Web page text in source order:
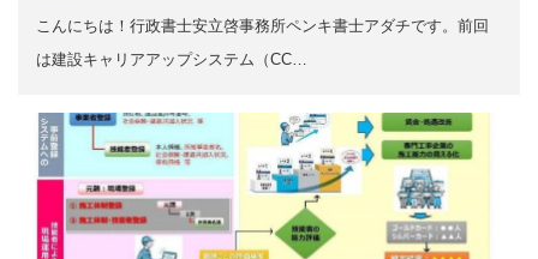
こんにちは！行政書士安立啓事務所ペンキ書士アダチです。前回
は建設キャリアアップシステム（CC…